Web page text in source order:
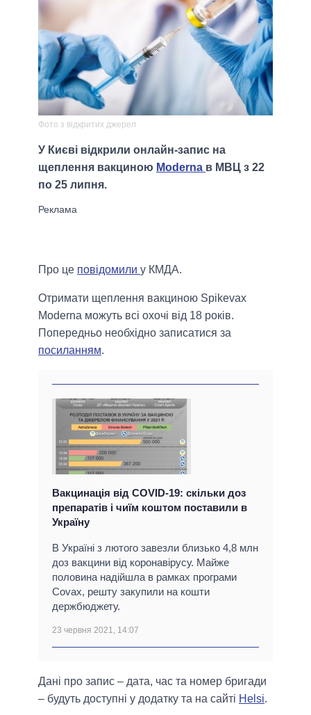
Фото з відкритих джерел
У Києві відкрили онлайн-запис на
щеплення вакциною Moderna в МВЦ з 22
по 25 липня.
Про це повідомили у КМДА.
Отримати щеплення вакциною Spikevax
Moderna можуть всі охочі від 18 років.
Попередньо необхідно записатися за
посиланням.
Вакцинація від COVID-19: скільки доз
препаратів і чиїм коштом поставили в
Україну
В Україні з лютого завезли близько 4,8 млн
доз вакцини від коронавірусу. Майже
половина надійшла в рамках програми
Covax, решту закупили на кошти
держбюджету.
23 червня 2021, 14:07
Дані про запис – дата, час та номер бригади
– будуть доступні у додатку та на сайті Helsi.